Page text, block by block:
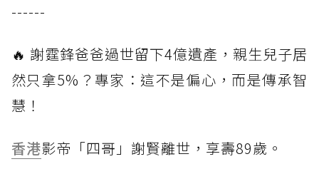
------
🔥 謝霆鋒爸爸過世留下4億遺產，親生兒子居
然只拿5%？專家：這不是偏心，而是傳承智
慧！
香港影帝「四哥」謝賢離世，享壽89歲。